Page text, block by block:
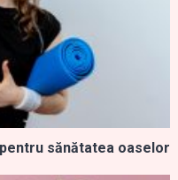
sănătatea oaselor